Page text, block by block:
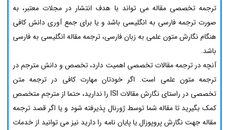
ترجمه تخصصی مقاله می تواند با هدف انتشار در مجلات معتبر، به
صورت ترجمه فارسی به انگلیسی باشد و یا برای جمع آوری دانش کافی
هنگام نگارش متون علمی به زبان فارسی، ترجمه مقاله انگلیسی به فارسی
باشد.
آنچه در ترجمه مقالات تخصصی اهمیت دارد، تخصص و دانش مترجم در
ترجمه متون علمی است. اگر خودتان مهارت کافی در ترجمه متن
تخصصی در راستای نگارش مقالات ISI را ندارید، حتما از مترجم متخصص
کمک بگیرید تا مقاله شما توسط ژورنال پذیرفته شود و یا اگر قصد ترجمه
مقاله جهت نگارش پروپوزال یا پایان نامه را دارید نیز می توانید از خدمات